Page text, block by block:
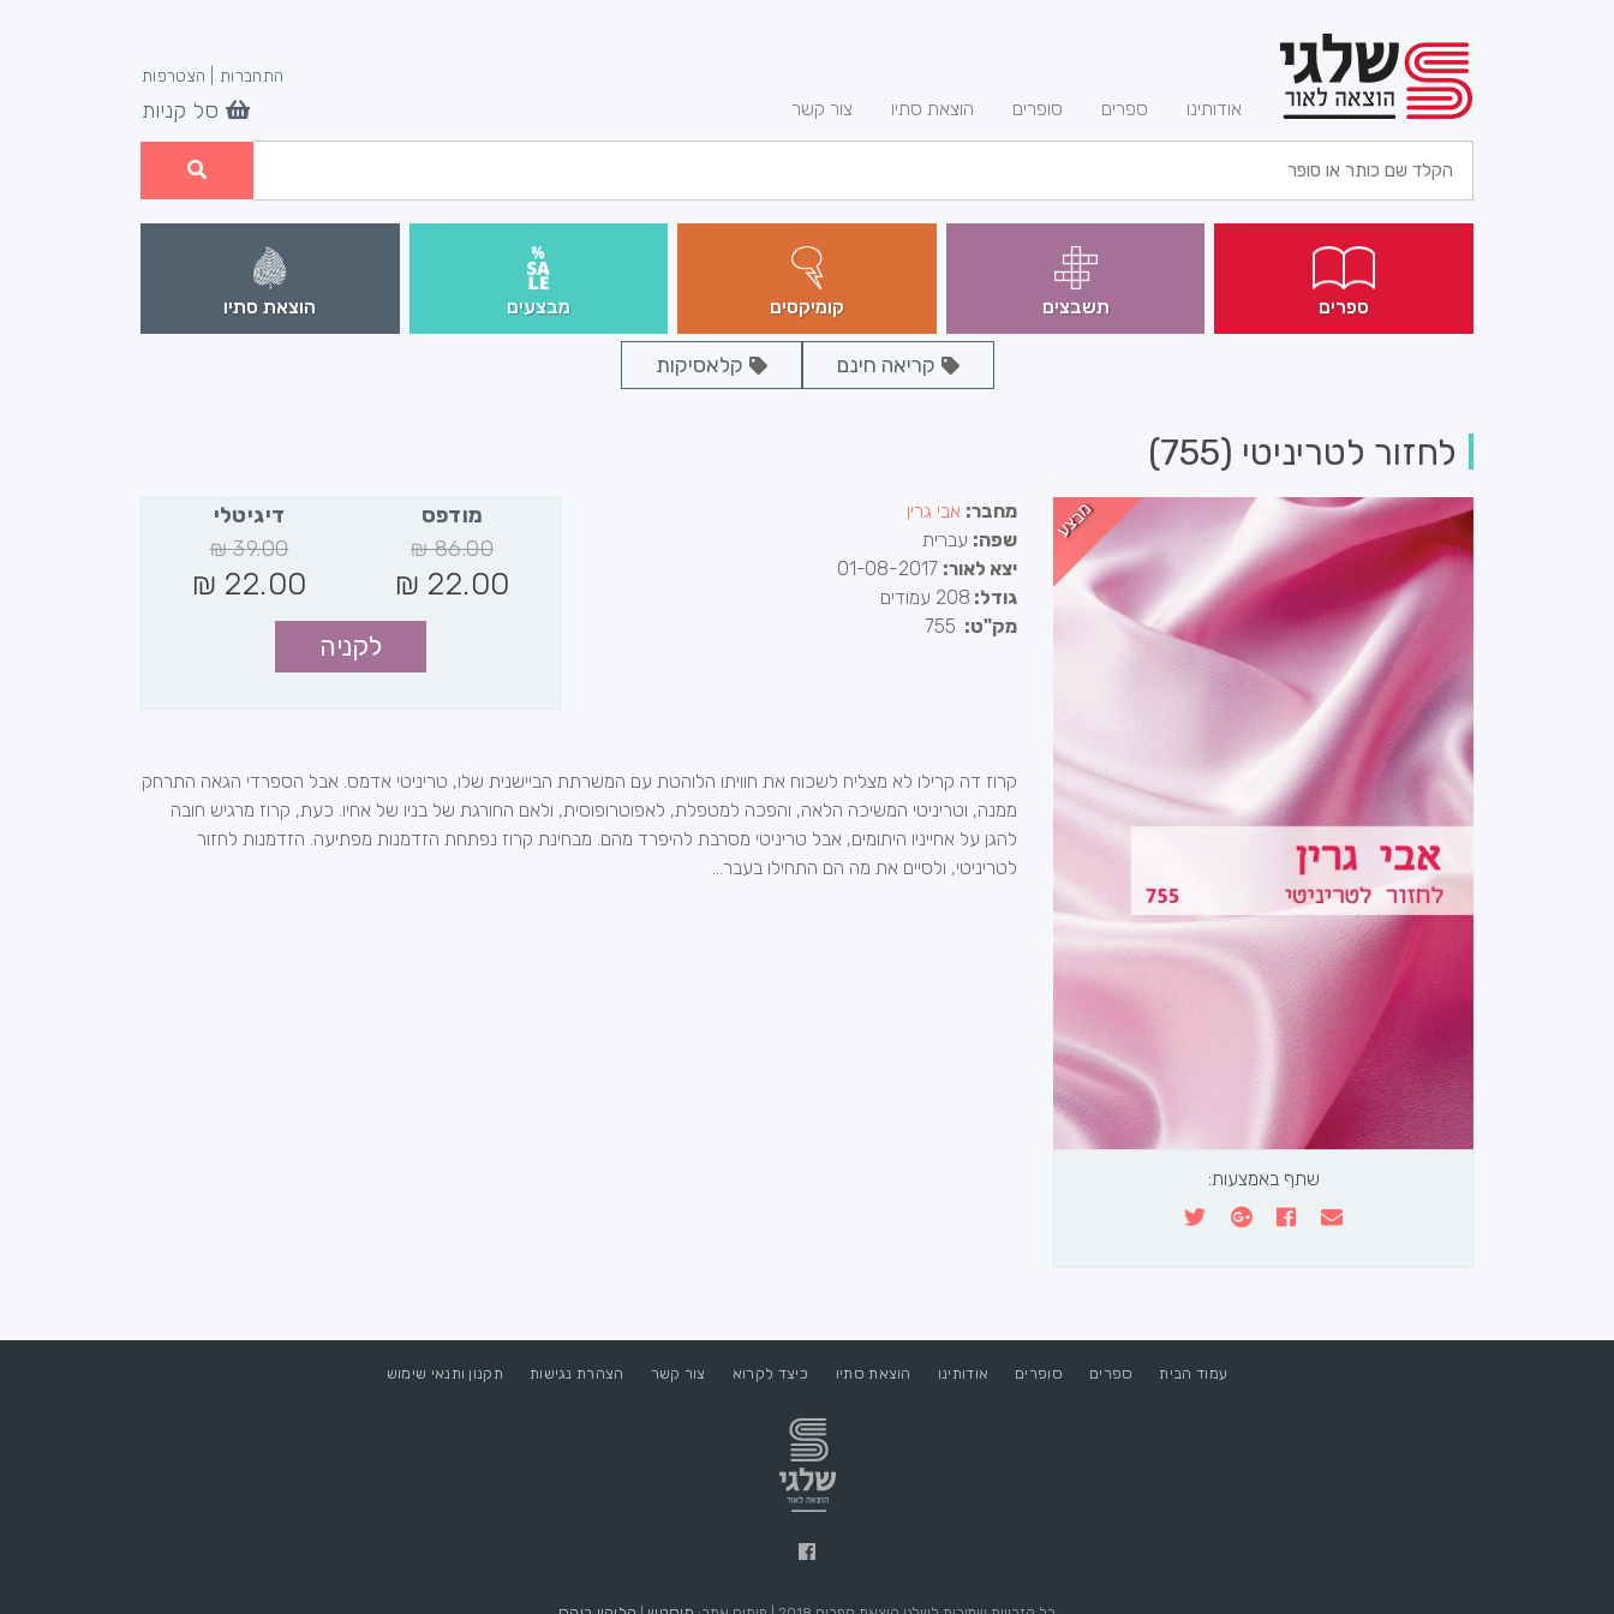
אודותינו ספרים סופרים הוצאת סתיו צור קשר
התחברות הצטרפות
סל קניות
ספרים תשבצים קומיקסים מבצעים הוצאת סתיו
קריאה חינם קלאסיקות
לחזור לטריניטי (755)
מבצע
שתף באמצעות:
מחבר: אבי גרין
שפה: עברית
יצא לאור:
גודל: 208 עמודים
מק"ט:
מודפס
86.00
₪
22.00
₪
דיגיטלי
39.00
₪
22.00
₪
לקניה
קרוז דה קרילו לא מצליח לשכוח את חוויתו הלוהטת עם המשרתת הביישנית שלו, טריניטי אדמס. אבל הספרדי הגאה התרחק
ממנה, וטריניטי המשיכה הלאה, והפכה למטפלת, לאפוטרופוסית, ולאם החורגת של בניו של אחיו. כעת, קרוז מרגיש חובה
להגן על אחייניו היתומים, אבל טריניטי מסרבת להיפרד מהם. מבחינת קרוז נפתחת הזדמנות מפתיעה. הזדמנות לחזור
לטריניטי, ולסיים את מה הם התחילו בעבר...
עמוד הבית ספרים סופרים אודותינו הוצאת סתיו כיצד לקרוא צור קשר הצהרת נגישות תקנון ותנאי שימוש